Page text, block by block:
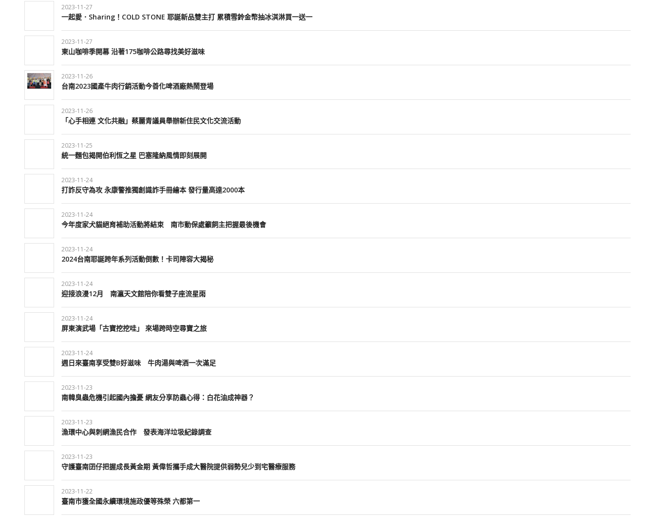
2023-11-27
一起愛．Sharing！COLD STONE 耶誕新品雙主打 累積雪鈴金幣抽冰淇淋買一送一
2023-11-27
東山咖啡季開幕 沿著175咖啡公路尋找美好滋味
2023-11-26
台南2023國產牛肉行銷活動今善化啤酒廠熱鬧登場
2023-11-26
「心手相連 文化共融」蔡麗青議員舉辦新住民文化交流活動
2023-11-25
統一麵包揭開伯利恆之星 巴塞隆納風情即刻展開
2023-11-24
打詐反守為攻 永康警推獨創識詐手冊繪本 發行量高達2000本
2023-11-24
今年度家犬貓絕育補助活動將結束 南市動保處籲飼主把握最後機會
2023-11-24
2024台南耶誕跨年系列活動倒數！卡司陣容大揭秘
2023-11-24
迎接浪漫12月 南瀛天文館陪你看雙子座流星雨
2023-11-24
屏東演武場「古寶挖挖哇」 來場跨時空尋寶之旅
2023-11-24
週日來臺南享受雙B好滋味 牛肉湯與啤酒一次滿足
2023-11-23
南韓臭蟲危機引起國內擔憂 網友分享防蟲心得：白花油成神器？
2023-11-23
漁環中心與刺網漁民合作 發表海洋垃圾紀錄調查
2023-11-23
守護臺南囝仔把握成長黃金期 黃偉哲攜手成大醫院提供弱勢兒少到宅醫療服務
2023-11-22
臺南市獲全國永續環境施政優等殊榮 六都第一